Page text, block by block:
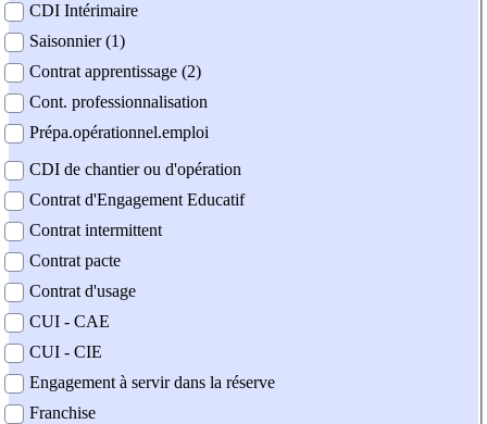
CDI Intérimaire
Saisonnier (1)
Contrat apprentissage (2)
Cont. professionnalisation
Prépa.opérationnel.emploi
CDI de chantier ou d'opération
Contrat d'Engagement Educatif
Contrat intermittent
Contrat pacte
Contrat d'usage
CUI - CAE
CUI - CIE
Engagement à servir dans la réserve
Franchise